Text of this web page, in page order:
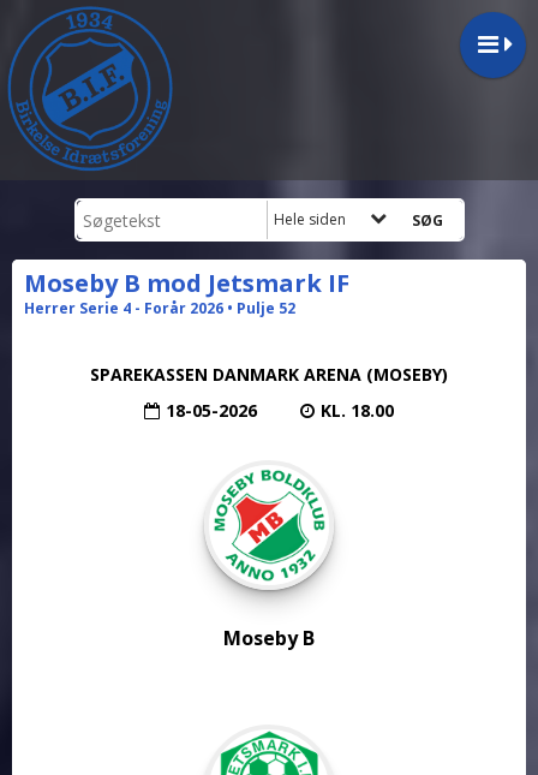
Hele siden
Moseby B mod Jetsmark IF
Herrer Serie 4 - Forår 2026 • Pulje 52
SPAREKASSEN DANMARK ARENA (MOSEBY)
18-05-2026
KL. 18.00
Moseby B